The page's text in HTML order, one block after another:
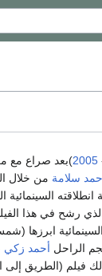
2005
سلامة من خلال
والذي رشح في
ابرزها
الراحل أحمد زكي
فيلم (الطريق إلى